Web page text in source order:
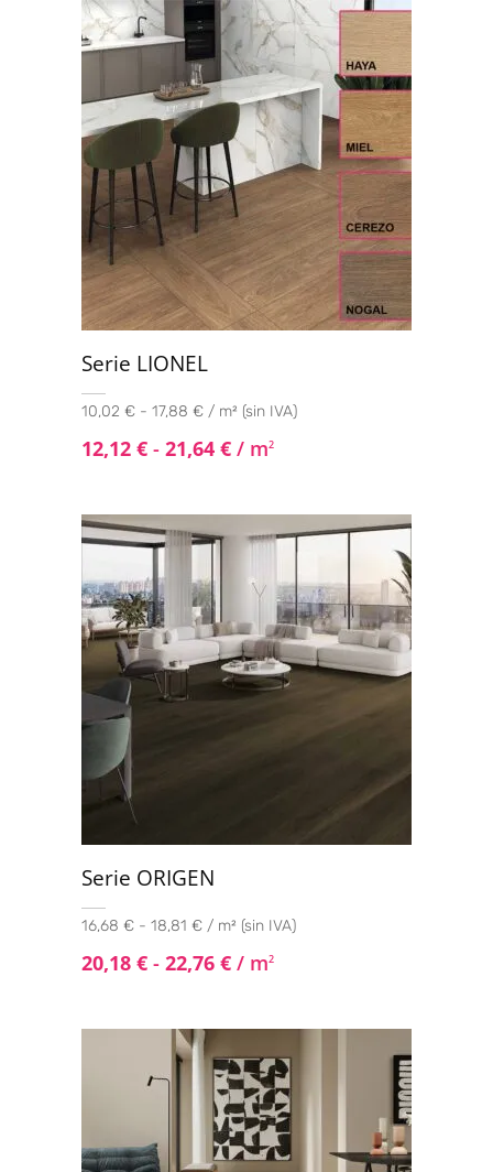
Serie LIONEL
10,02 € - 17,88 € / m² (sin IVA)
12,12 € - 21,64 € / m2
Serie ORIGEN
16,68 € - 18,81 € / m² (sin IVA)
20,18 € - 22,76 € / m2